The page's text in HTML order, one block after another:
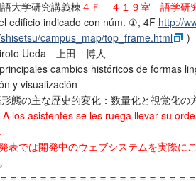
語大学研究講義棟４Ｆ ４１９室 語学研
edificio indicado con núm. ①, 4F http://
campus_map/top_frame.html
)
Ueda 上田 博人
cambios históricos de formas
y visualización
態の主な歴史的変化：数量化と視覚化の
A los asistentes se les ruega llevar su
表では開発中のウェブシステムを実際に
＝＝＝＝＝＝＝＝＝＝＝＝＝＝＝＝＝＝